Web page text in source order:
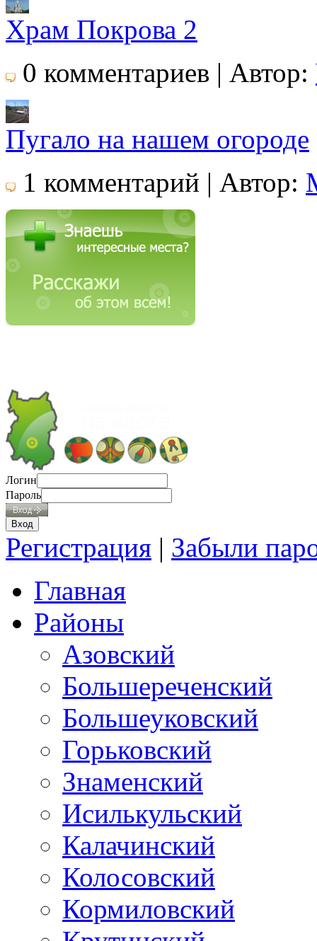
Храм Покрова 2
0 комментариев | Автор:
Пугало на нашем огороде
1 комментарий | Автор:
Логин
Пароль
Регистрация | Забыли
Главная
Районы
Азовский
Большереченский
Большеуковский
Горьковский
Знаменский
Исилькульский
Калачинский
Колосовский
Кормиловский